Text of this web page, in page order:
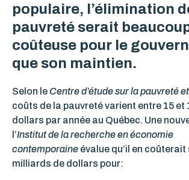
populaire, l’élimination
pauvreté serait
coûteuse pour le
que son maintien.
Selon leCentre d’étude sur la pauvreté
coûts de la pauvreté varient entre 15 et
dollars par année au Québec. Une
l’Institut de la recherche en économie
contemporaine évalue qu’il en
milliards de dollars pour: